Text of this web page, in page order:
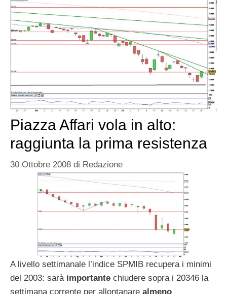
Piazza Affari vola in alto:
raggiunta la prima resistenza
30 Ottobre 2008 di Redazione
A livello settimanale l’indice SPMIB recupera i minimi
del 2003: sarà importante chiudere sopra i 20346 la
settimana corrente per allontanare almeno